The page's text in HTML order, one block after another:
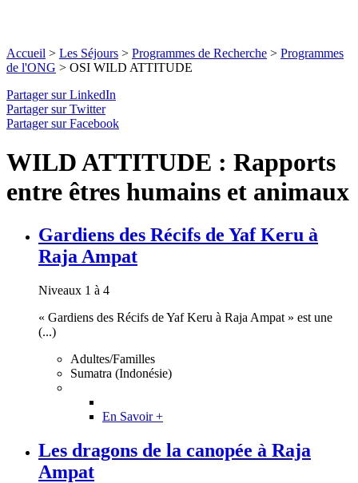
Accueil > Les Séjours > Programmes de Recherche > Programmes
de l'ONG > OSI WILD ATTITUDE
Partager sur LinkedIn
Partager sur Twitter
Partager sur Facebook
WILD ATTITUDE : Rapports
entre êtres humains et animaux
Gardiens des Récifs de Yaf Keru à
Raja Ampat
Niveaux 1 à 4
« Gardiens des Récifs de Yaf Keru à Raja Ampat » est une
(...)
Adultes/Familles
Sumatra (Indonésie)
En Savoir +
Les dragons de la canopée à Raja
Ampat